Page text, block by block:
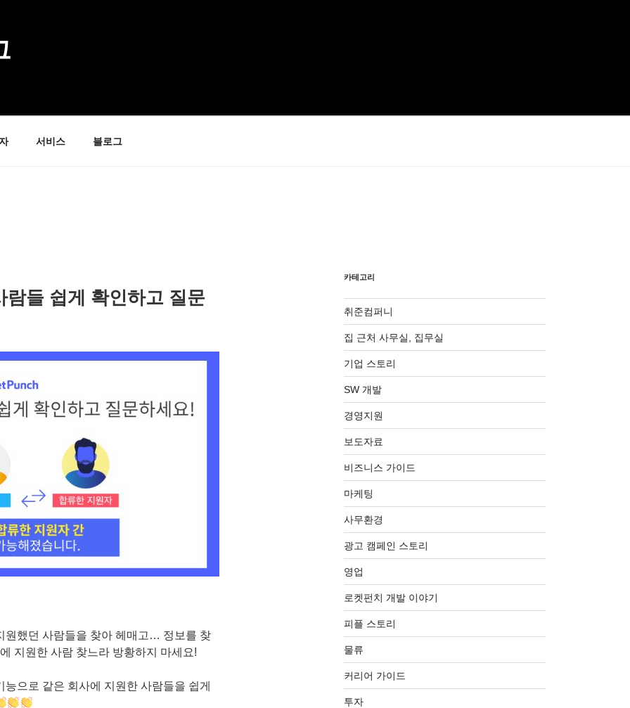
서비스 블로그
들 쉽게 확인하고 질문
원했던 사람들을 찾아 헤매고… 정보를 찾
지원한 사람 찾느라 방황하지 마세요!
능으로 같은 회사에 지원한 사람들을 쉽게
카테고리
취준컴퍼니
집 근처 사무실, 집무실
기업 스토리
SW 개발
경영지원
보도자료
비즈니스 가이드
마케팅
사무환경
광고 캠페인 스토리
영업
로켓펀치 개발 이야기
피플 스토리
물류
커리어 가이드
투자